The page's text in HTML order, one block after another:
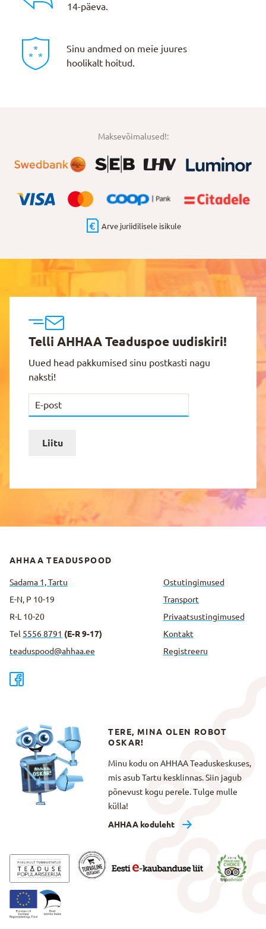
14-päeva.
Sinu andmed on meie juures
hoolikalt hoitud.
Maksevõimalused!:
Arve juriidilisele isikule
Telli AHHAA Teaduspoe uudiskiri!
Uued head pakkumised sinu postkasti nagu
naksti!
Liitu
AHHAA TEADUSPOOD
Sadama 1, Tartu
E-N, P 10-19
R-L 10-20
Tel 5556 8791 (E-R 9-17)
teaduspood@ahhaa.ee
Ostutingimused
Transport
Privaatsus­tingimused
Kontakt
Registreeru
TERE, MINA OLEN ROBOT
OSKAR!
Minu kodu on AHHAA Teaduskeskuses,
mis asub Tartu kesklinnas. Siin jagub
põnevust kogu perele. Tulge mulle
külla!
AHHAA koduleht